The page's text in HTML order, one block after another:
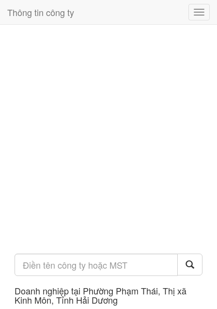
Thông tin công ty
Doanh nghiệp tại Phường Phạm Thái, Thị xã
Kinh Môn, Tỉnh Hải Dương